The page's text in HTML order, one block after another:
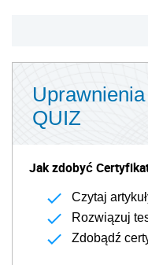
QUIZ
Jak zdobyć
Czytaj
Rozwiązuj
Zdobądź